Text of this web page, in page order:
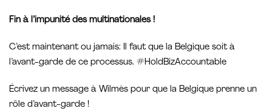
Fin à l’impunité des multinationales !
C’est maintenant ou jamais: Il faut que la Belgique soit à
l’avant-garde de ce processus. #HoldBizAccountable
Écrivez un message à Wilmès pour que la Belgique prenne un
rôle d’avant-garde !